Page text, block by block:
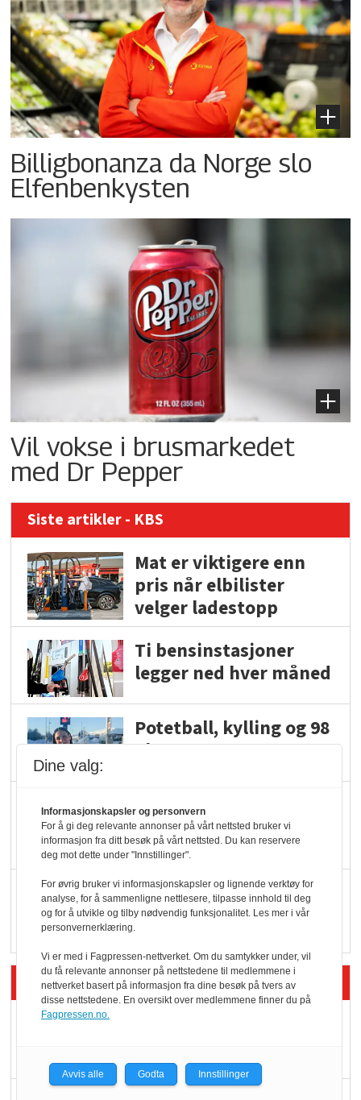
Billigbonanza da Norge slo
Elfenbenkysten
Vil vokse i brusmarkedet
med Dr Pepper
Siste artikler - KBS
Mat er viktigere enn
pris når elbilister
velger ladestopp
Ti bensinstasjoner
legger ned hver måned
Potetball, kylling og 98
oktan
KBS-bransjen i
endring: Stadig større
serveringstilbud
Vokser med ferdigmat
i dagligvare
Siste artikler - Butikk i praksis
Dine valg:
Informasjonskapsler og personvern
For å gi deg relevante annonser på vårt nettsted bruker vi
informasjon fra ditt besøk på vårt nettsted. Du kan reservere
deg mot dette under "Innstillinger".
For øvrig bruker vi informasjonskapsler og lignende verktøy for
analyse, for å sammenligne nettlesere, tilpasse innhold til deg
og for å utvikle og tilby nødvendig funksjonalitet. Les mer i vår
personvernerklæring.
Vi er med i Fagpressen-nettverket. Om du samtykker under, vil
du få relevante annonser på nettstedene til medlemmene i
nettverket basert på informasjon fra dine besøk på tvers av
disse nettstedene. En oversikt over medlemmene finner du på
Fagpressen.no.
Avvis alle Godta Innstillinger